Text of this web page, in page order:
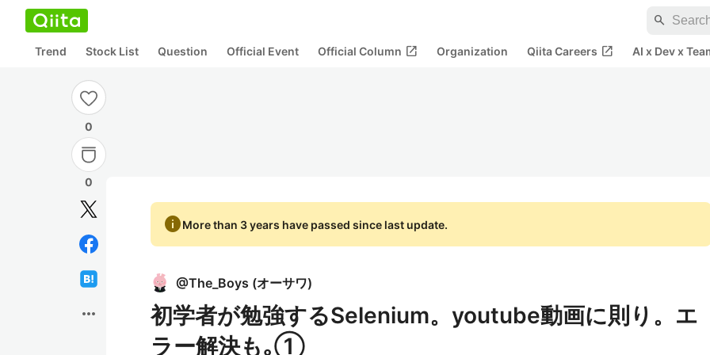
search
Trend Stock List Question Official Event Official Column open_in_new Organization Qiita Careers open_in_new AI x Dev x
0
0
more_horiz
infoMore than 3 years have passed since last update.
@The_Boys (オーサワ)
初学者が勉強するSelenium。youtube動画に則り。エ
ラー解決も｡①